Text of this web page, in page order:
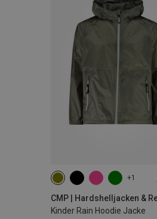
+1
Kinder Rain Hoodie Jacke
98 104 110
128
176